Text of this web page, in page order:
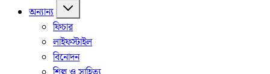
অন্যান্য
ফিচার
লাইফস্টাইল
বিনোদন